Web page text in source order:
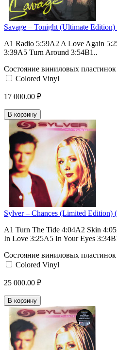
Savage – Tonight (Ultimate
A1 Radio 5:59A2 A Love Again
3:39A5 Turn Around 3:54B1..
Состояние виниловых
Colored Vinyl
17 000.00 ₽
В корзину
Sylver – Chances (Limited Edition)
A1 Turn The Tide 4:04A2 Skin
In Love 3:25A5 In Your Eyes
Состояние виниловых
Colored Vinyl
25 000.00 ₽
В корзину